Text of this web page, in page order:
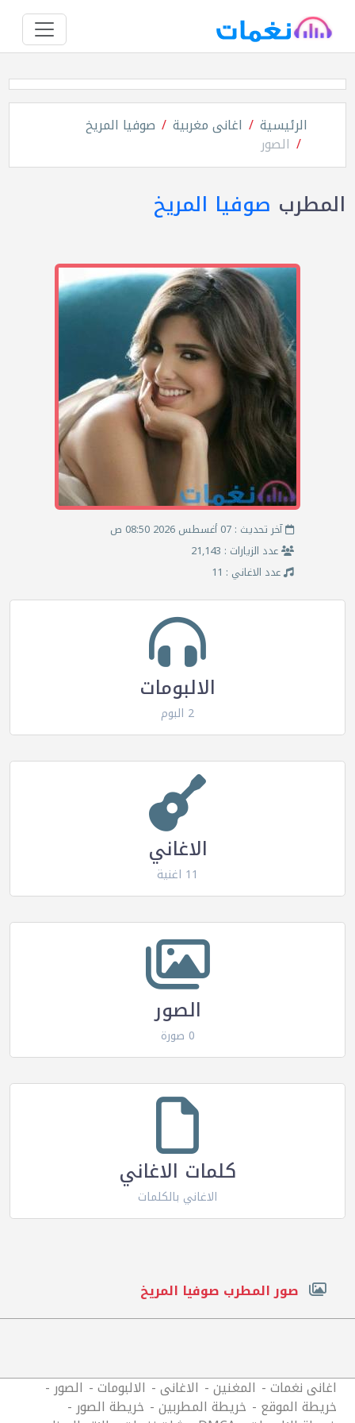
الرئيسية اغانى مغربية صوفيا المريخ
الصور
المطرب صوفيا المريخ
آخر تحديث : 07 أغسطس 2026 08:50 ص
عدد الزيارات : 21,143
عدد الاغاني : 11
الالبومات
2 البوم
الاغاني
11 اغنية
الصور
0 صورة
كلمات الاغاني
الاغاني بالكلمات
صور المطرب صوفيا المريخ
اغانى نغمات المغنين الاغانى الالبومات الصور
خريطة الموقع خريطة المطربين خريطة الصور